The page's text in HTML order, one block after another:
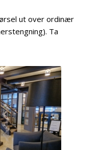
ut over ordinær
Ta